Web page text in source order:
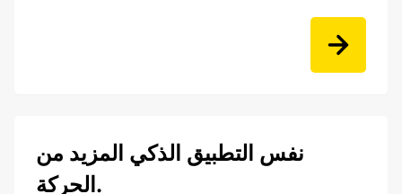
نفس التطبيق الذكي المزيد من
الحركة.